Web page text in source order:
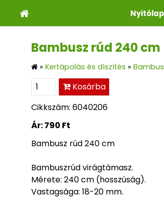
Nyitólap
Bambusz rúd 240 cm
» Kertápolás és díszítés »
Kosárba
Cikkszám: 6040206
Ár:790 Ft
Bambusz rúd 240 cm
Bambuszrúd virágtámasz.
Mérete: 240 cm (hosszúság).
Vastagsága: 18-20 mm.